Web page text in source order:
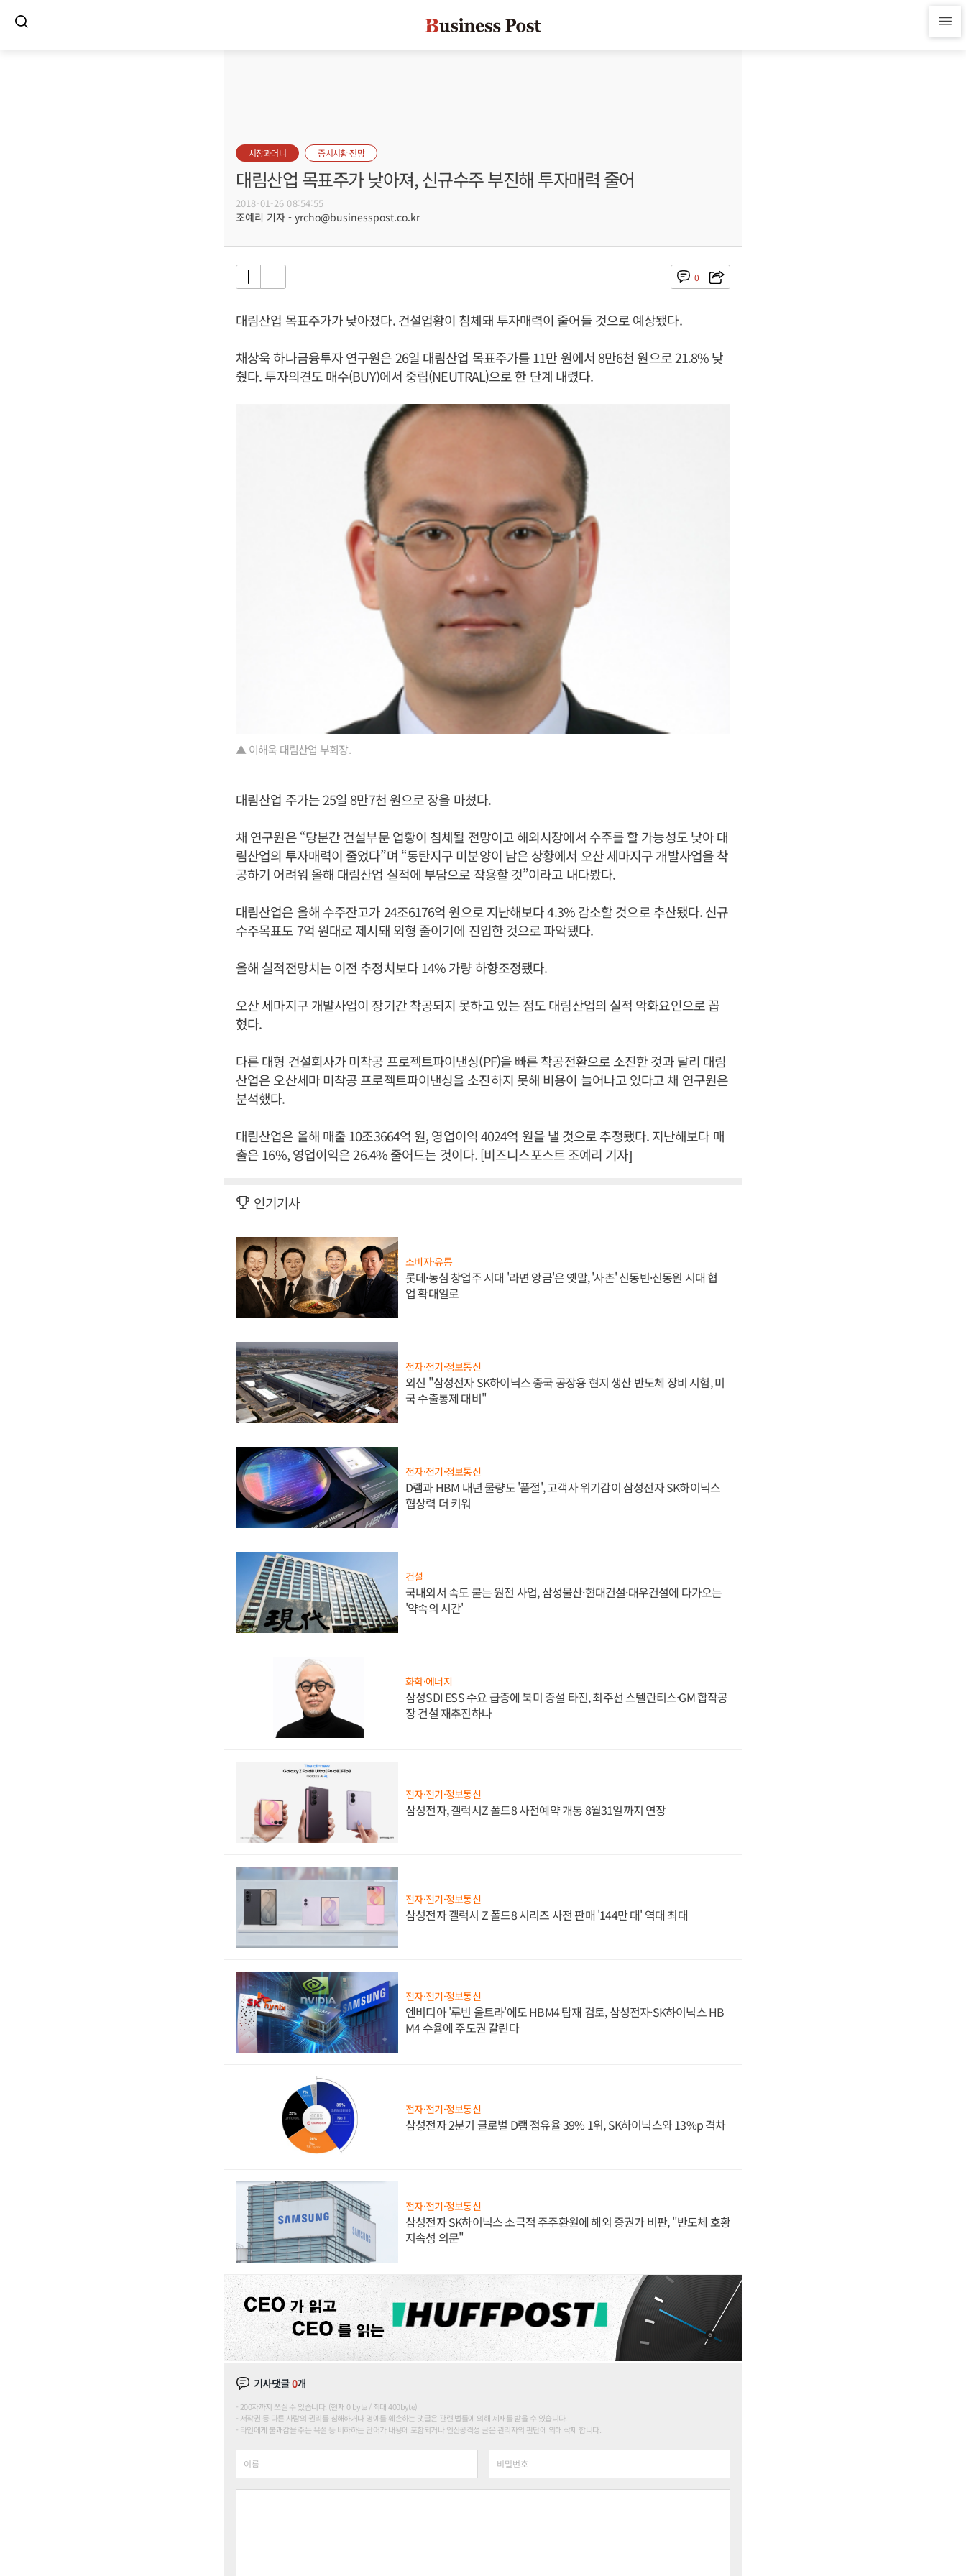
시장과머니 증시시황·전망
대림산업 목표주가 낮아져, 신규수주 부진해 투자매력 줄어
2018-01-26 08:54:55
조예리 기자 - yrcho@businesspost.co.kr
0
대림산업 목표주가가 낮아졌다. 건설업황이 침체돼 투자매력이 줄어들 것으로 예상됐다.
채상욱 하나금융투자 연구원은 26일 대림산업 목표주가를 11만 원에서 8만6천 원으로 21.8% 낮
췄다. 투자의견도 매수(BUY)에서 중립(NEUTRAL)으로 한 단계 내렸다.
▲ 이해욱 대림산업 부회장.
대림산업 주가는 25일 8만7천 원으로 장을 마쳤다.
채 연구원은 “당분간 건설부문 업황이 침체될 전망이고 해외시장에서 수주를 할 가능성도 낮아 대
림산업의 투자매력이 줄었다”며 “동탄지구 미분양이 남은 상황에서 오산 세마지구 개발사업을 착
공하기 어려워 올해 대림산업 실적에 부담으로 작용할 것”이라고 내다봤다.
대림산업은 올해 수주잔고가 24조6176억 원으로 지난해보다 4.3% 감소할 것으로 추산됐다. 신규
수주목표도 7억 원대로 제시돼 외형 줄이기에 진입한 것으로 파악됐다.
올해 실적전망치는 이전 추정치보다 14% 가량 하향조정됐다.
오산 세마지구 개발사업이 장기간 착공되지 못하고 있는 점도 대림산업의 실적 악화요인으로 꼽
혔다.
다른 대형 건설회사가 미착공 프로젝트파이낸싱(PF)을 빠른 착공전환으로 소진한 것과 달리 대림
산업은 오산세마 미착공 프로젝트파이낸싱을 소진하지 못해 비용이 늘어나고 있다고 채 연구원은
분석했다.
대림산업은 올해 매출 10조3664억 원, 영업이익 4024억 원을 낼 것으로 추정됐다. 지난해보다 매
출은 16%, 영업이익은 26.4% 줄어드는 것이다. [비즈니스포스트 조예리 기자]
인기기사
소비자·유통
롯데·농심 창업주 시대 '라면 앙금'은 옛말, '사촌' 신동빈·신동원 시대 협
업 확대일로
전자·전기·정보통신
외신 "삼성전자 SK하이닉스 중국 공장용 현지 생산 반도체 장비 시험, 미
국 수출통제 대비"
전자·전기·정보통신
D램과 HBM 내년 물량도 '품절', 고객사 위기감이 삼성전자 SK하이닉스
협상력 더 키워
건설
국내외서 속도 붙는 원전 사업, 삼성물산·현대건설·대우건설에 다가오는
'약속의 시간'
화학·에너지
삼성SDI ESS 수요 급증에 북미 증설 타진, 최주선 스텔란티스·GM 합작공
장 건설 재추진하나
전자·전기·정보통신
삼성전자, 갤럭시Z 폴드8 사전예약 개통 8월31일까지 연장
전자·전기·정보통신
삼성전자 갤럭시 Z 폴드8 시리즈 사전 판매 '144만 대' 역대 최대
전자·전기·정보통신
엔비디아 '루빈 울트라'에도 HBM4 탑재 검토, 삼성전자·SK하이닉스 HB
M4 수율에 주도권 갈린다
전자·전기·정보통신
삼성전자 2분기 글로벌 D램 점유율 39% 1위, SK하이닉스와 13%p 격차
전자·전기·정보통신
삼성전자 SK하이닉스 소극적 주주환원에 해외 증권가 비판, "반도체 호황
지속성 의문"
기사댓글0개
200자까지 쓰실 수 있습니다. (현재 0 byte / 최대 400byte)
저작권 등 다른 사람의 권리를 침해하거나 명예를 훼손하는 댓글은 관련 법률에 의해 제재를 받을 수 있습니다.
타인에게 불쾌감을 주는 욕설 등 비하하는 단어가 내용에 포함되거나 인신공격성 글은 관리자의 판단에 의해 삭제 합니다.